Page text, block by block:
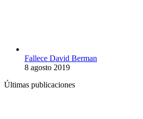
Fallece David Berman
8 agosto 2019
Últimas publicaciones